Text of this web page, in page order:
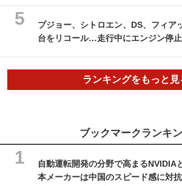
プジョー、シトロエン、DS、フィア
台をリコール…走行中にエンジン停
ランキングをもっと見
ブックマークランキ
自動運転開発の分野で高まるNVIDIA
本メーカーは中国のスピード感に対